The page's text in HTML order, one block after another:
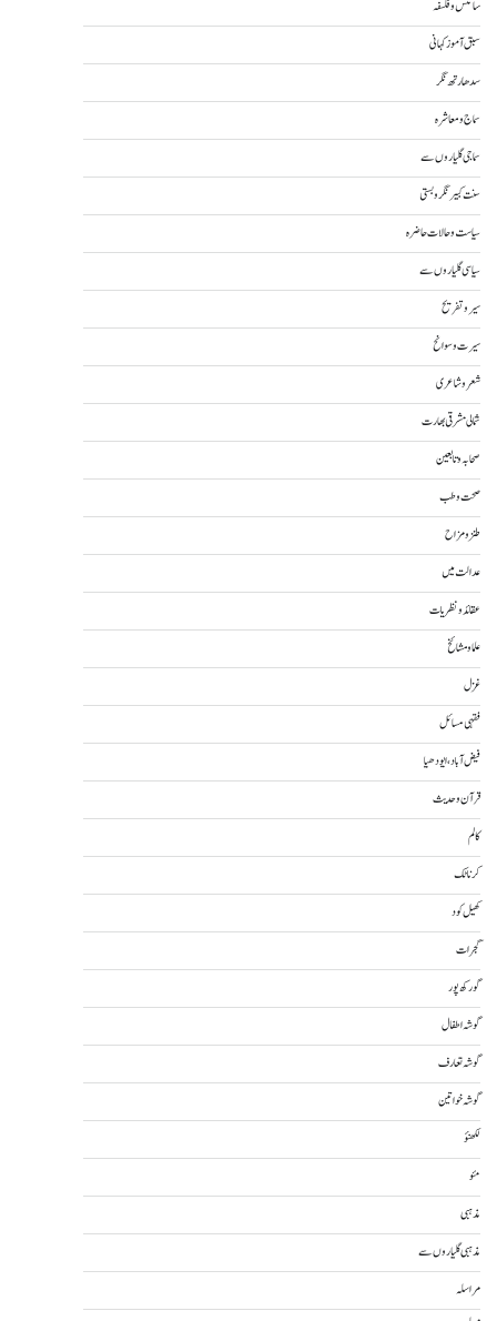
سائنس و فلسفہ
سبق آموز کہانی
سدھارتھ نگر
سماج و معاشرہ
سماجی گلیاروں سے
سنت کبیر نگر و بستی
سیاست و حالات حاضرہ
سیاسی گلیاروں سے
سیر و تفریح
سیرت و سوانح
شعر و شاعری
شمالی مشرقی بھارت
صحابہ و تابعین
صحت و طب
طنز و مزاح
عدالت میں
عقائد و نظریات
علما و مشائخ
غزل
فقہی مسائل
فیض آباد، ایودھیا
قرآن و حدیث
کالم
کرناٹک
کھیل کود
گجرات
گورکھ پور
گوشہ اطفال
گوشہ تعارف
گوشہ خواتین
لکھنؤ
مئو
مذہبی
مذہبی گلیاروں سے
مراسلہ